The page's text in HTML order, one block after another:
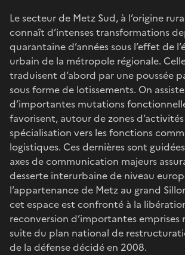
Le secteur de Metz Sud, à l’origine
connaît d’intenses transformations
quarantaine d’années sous l’effet de
urbain de la métropole régionale.
traduisent d’abord par une poussée
sous forme de lotissements. On
d’importantes mutations
favorisent, autour de zones
spécialisation vers les fonctions
logistiques. Ces dernières sont
axes de communication majeurs
desserte interurbaine de niveau
l’appartenance de Metz au grand
cet espace est confronté à la
reconversion d’importantes emprises
suite du plan national de
de la défense décidé en 2008.